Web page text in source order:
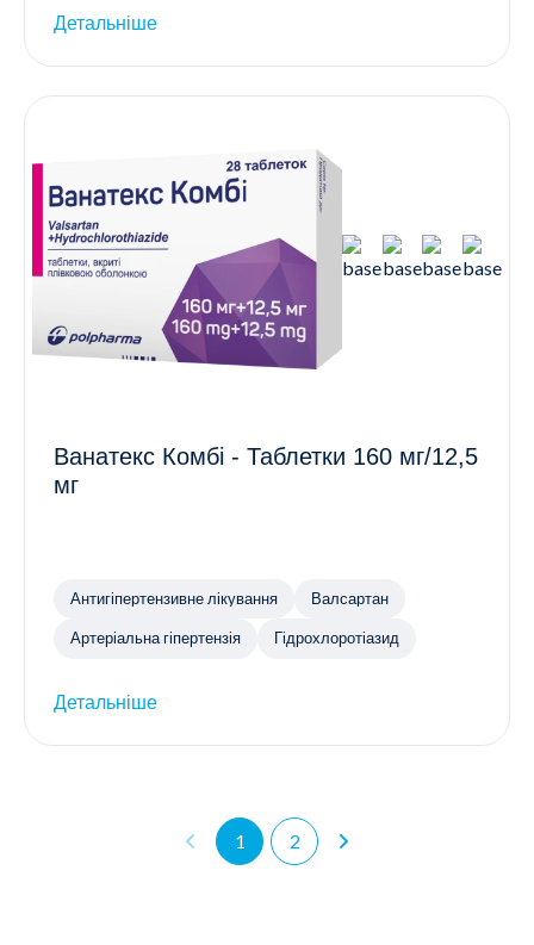
Детальніше
Ванатекс Комбі - Таблетки 160 мг/12,5
мг
Антигіпертензивне лікування Валсартан
Артеріальна гіпертензія Гідрохлоротіазид
Детальніше
1 2